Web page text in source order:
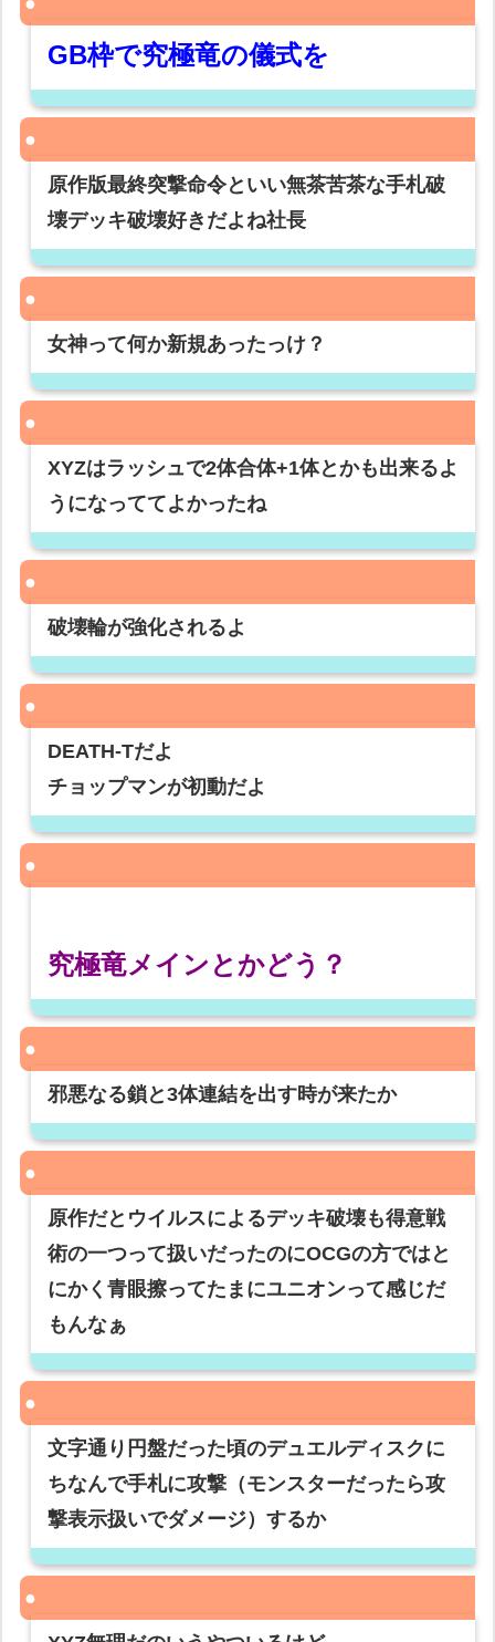
GB枠で究極竜の儀式を
原作版最終突撃命令といい無茶苦茶な手札破
壊デッキ破壊好きだよね社長
女神って何か新規あったっけ？
XYZはラッシュで2体合体+1体とかも出来るよ
うになっててよかったね
破壊輪が強化されるよ
DEATH-Tだよ
チョップマンが初動だよ
究極竜メインとかどう？
邪悪なる鎖と3体連結を出す時が来たか
原作だとウイルスによるデッキ破壊も得意戦
術の一つって扱いだったのにOCGの方ではと
にかく青眼擦ってたまにユニオンって感じだ
もんなぁ
文字通り円盤だった頃のデュエルディスクに
ちなんで手札に攻撃（モンスターだったら攻
撃表示扱いでダメージ）するか